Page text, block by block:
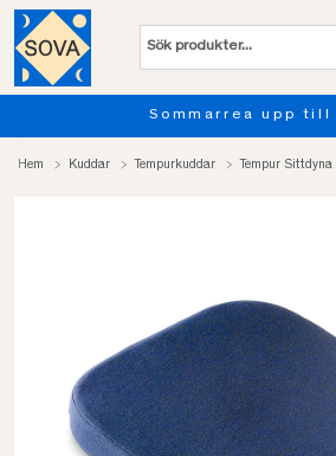
Sommarrea upp till
Hem Kuddar Tempurkuddar Tempur Sittdyna